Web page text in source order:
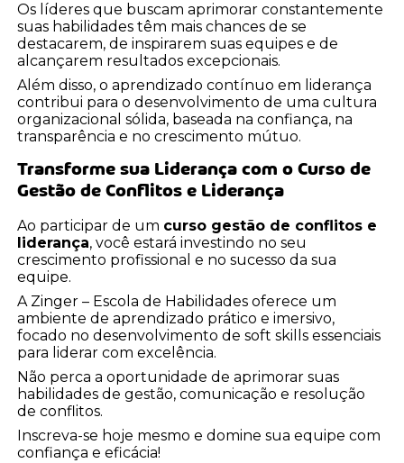
Os líderes que buscam aprimorar constantemente
suas habilidades têm mais chances de se
destacarem, de inspirarem suas equipes e de
alcançarem resultados excepcionais.
Além disso, o aprendizado contínuo em liderança
contribui para o desenvolvimento de uma cultura
organizacional sólida, baseada na confiança, na
transparência e no crescimento mútuo.
Transforme sua Liderança com o Curso de
Gestão de Conflitos e Liderança
Ao participar de um curso gestão de conflitos e
liderança, você estará investindo no seu
crescimento profissional e no sucesso da sua
equipe.
A Zinger – Escola de Habilidades oferece um
ambiente de aprendizado prático e imersivo,
focado no desenvolvimento de soft skills essenciais
para liderar com excelência.
Não perca a oportunidade de aprimorar suas
habilidades de gestão, comunicação e resolução
de conflitos.
Inscreva-se hoje mesmo e domine sua equipe com
confiança e eficácia!